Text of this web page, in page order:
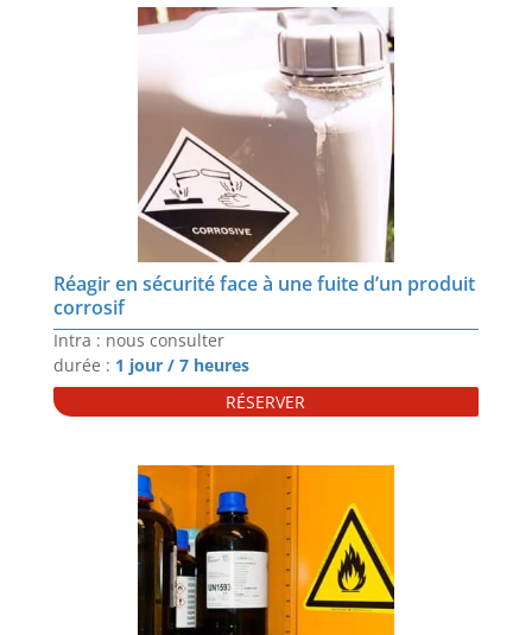
Réagir en sécurité face à une fuite d’un produit
corrosif
Intra : nous consulter
durée : 1 jour / 7 heures
RÉSERVER